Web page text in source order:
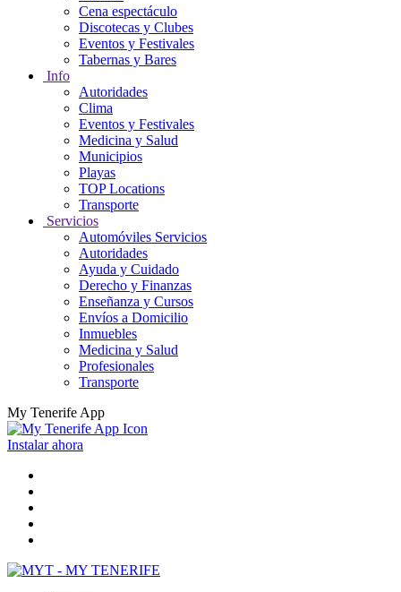
Cena espectáculo
Discotecas y Clubes
Eventos y Festivales
Tabernas y Bares
Info
Autoridades
Clima
Eventos y Festivales
Medicina y Salud
Municipios
Playas
TOP Locations
Transporte
Servicios
Automóviles Servicios
Autoridades
Ayuda y Cuidado
Derecho y Finanzas
Enseñanza y Cursos
Envíos a Domicilio
Inmuebles
Medicina y Salud
Profesionales
Transporte
My Tenerife App
Instalar ahora